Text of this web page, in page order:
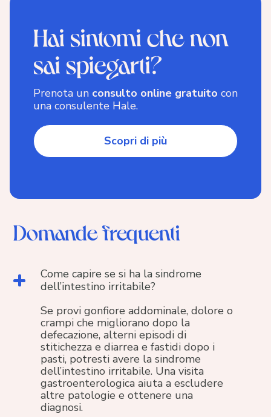
Hai sintomi che non
sai spiegarti?
Prenota un consulto online gratuito con
una consulente Hale.
Scopri di più
Domande frequenti
Come capire se si ha la sindrome
dell’intestino irritabile?
Se provi gonfiore addominale, dolore o
crampi che migliorano dopo la
defecazione, alterni episodi di
stitichezza e diarrea e fastidi dopo i
pasti, potresti avere la sindrome
dell’intestino irritabile. Una visita
gastroenterologica aiuta a escludere
altre patologie e ottenere una
diagnosi.